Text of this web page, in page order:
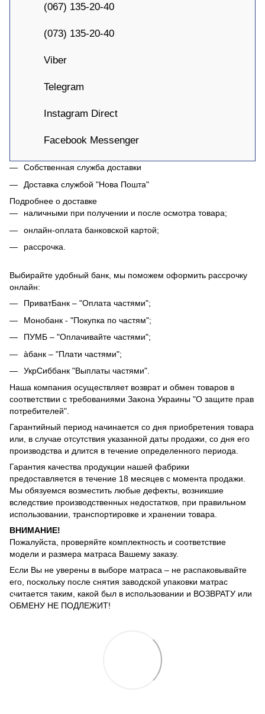
(067) 135-20-40
(073) 135-20-40
Viber
Telegram
Instagram Direct
Facebook Messenger
Собственная служба доставки
Доставка службой "Нова Пошта"
Подробнее о доставке
наличными при получении и после осмотра товара;
онлайн-оплата банковской картой;
рассрочка.
Выбирайте удобный банк, мы поможем оформить рассрочку
онлайн:
ПриватБанк – "Оплата частями";
Монобанк - "Покупка по частям";
ПУМБ – "Оплачивайте частями";
àбанк – "Плати частями";
УкрСиббанк "Выплаты частями".
Наша компания осуществляет возврат и обмен товаров в
соответствии с требованиями Закона Украины "О защите прав
потребителей".
Гарантийный период начинается со дня приобретения товара
или, в случае отсутствия указанной даты продажи, со дня его
производства и длится в течение определенного периода.
Гарантия качества продукции нашей фабрики
предоставляется в течение 18 месяцев с момента продажи.
Мы обязуемся возместить любые дефекты, возникшие
вследствие производственных недостатков, при правильном
использовании, транспортировке и хранении товара.
ВНИМАНИЕ!
Пожалуйста, проверяйте комплектность и соответствие
модели и размера матраса Вашему заказу.
Если Вы не уверены в выборе матраса – не распаковывайте
его, поскольку после снятия заводской упаковки матрас
считается таким, какой был в использовании и ВОЗВРАТУ или
ОБМЕНУ НЕ ПОДЛЕЖИТ!